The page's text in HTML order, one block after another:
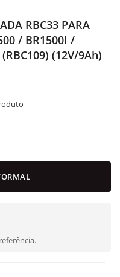
RBC33 PARA
/ BR1500I /
(12V/9Ah)